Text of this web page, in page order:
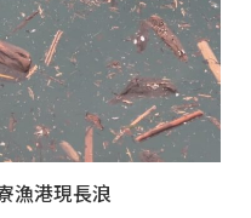
漁港現長浪